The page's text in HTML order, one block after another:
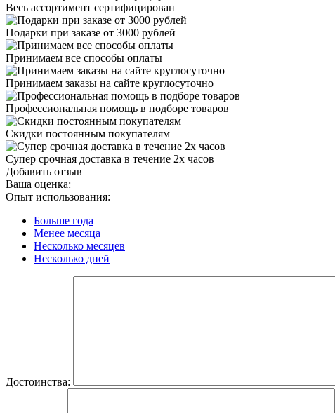
Весь ассортимент сертифицирован
Подарки при заказе от 3000 рублей
Принимаем все способы оплаты
Принимаем заказы на сайте круглосуточно
Профессиональная помощь в подборе товаров
Скидки постоянным покупателям
Супер срочная доставка в течение 2х часов
Добавить отзыв
Ваша оценка:
Опыт использования:
Больше года
Менее месяца
Несколько месяцев
Несколько дней
Достоинства: